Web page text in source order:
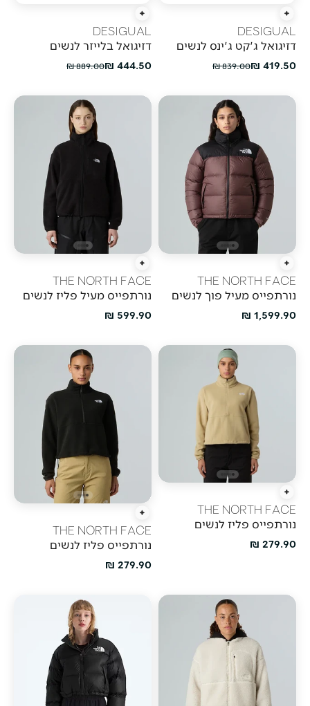
הוספה מהירה
DESIGUAL
דזיגואל ג'קט ג'ינס לנשים
מחיר מבצע
419.50 ₪ מחיר רגיל
839.00 ₪
הוספה מהירה
DESIGUAL
דזיגואל בלייזר לנשים
מחיר מבצע
444.50 ₪ מחיר רגיל
889.00 ₪
הוספה מהירה
THE NORTH FACE
נורתפייס מעיל פוך לנשים
מחיר מבצע
1,599.90 ₪
הוספה מהירה
THE NORTH FACE
נורתפייס מעיל פליז לנשים
מחיר מבצע
599.90 ₪
הוספה מהירה
THE NORTH FACE
נורתפייס פליז לנשים
מחיר מבצע
279.90 ₪
הוספה מהירה
THE NORTH FACE
נורתפייס פליז לנשים
מחיר מבצע
279.90 ₪